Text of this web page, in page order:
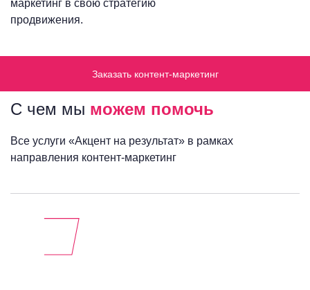
маркетинг в свою стратегию
продвижения.
Заказать контент-маркетинг
С чем мы можем помочь
Все услуги «Акцент на результат» в рамках
направления контент-маркетинг